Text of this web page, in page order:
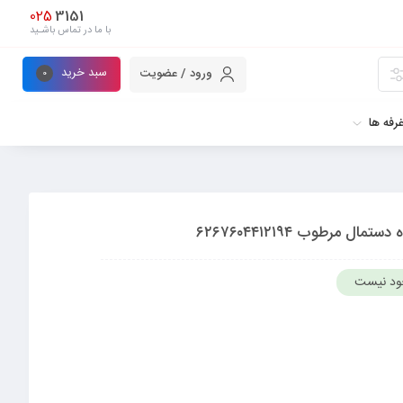
3151
025
با ما در تماس باشـید
ورود / عضویت سبد خرید 0
غرفه ها
نیست